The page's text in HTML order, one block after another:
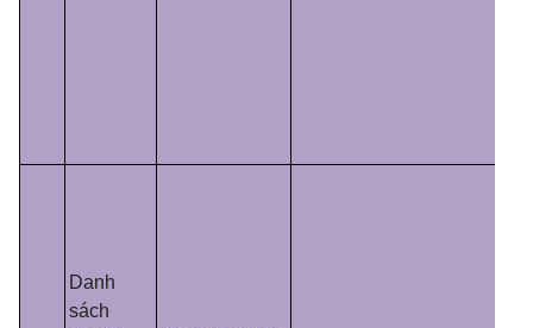
Danh
sách